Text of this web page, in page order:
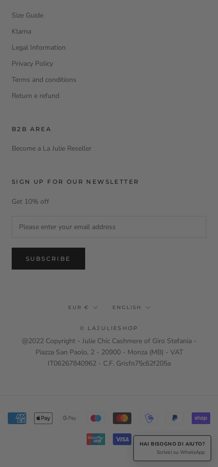
Size Guide
Klarna
Legal Information
Privacy Policy
Terms and conditions
Return e refund
B2B AREA
Become a La Julie Reseller
SIGN UP FOR OUR NEWSLETTER
Get 10% off
SUBSCRIBE
Currency
EUR € Language
ENGLISH
© LAJULIESHOP
@2022 Copyright - Julie Chic Cashmere of Giro Stefania -
Piazza San Paolo, 2 - 20900 - Monza (MB) - VAT
IT06267840962 - C.F. Grisfn75c62f205a
HAI BISOGNO DI AIUTO?
Scrivici su WhatsApp